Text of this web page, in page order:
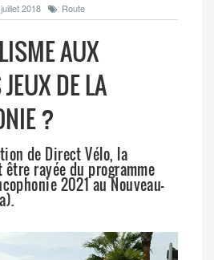
2018 Route
AUX
DE LA
?
de Direct Vélo, la
rayée du programme
2021 au Nouveau-